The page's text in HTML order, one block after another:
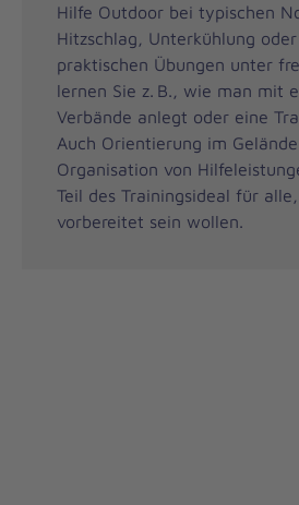
Hilfe Outdoor bei typischen
Hitzschlag, Unterkühlung
praktischen Übungen unter
lernen Sie z. B., wie man mit
Verbände anlegt oder eine
Auch Orientierung im
Organisation von
Teil des Trainingsideal für
vorbereitet sein wollen.